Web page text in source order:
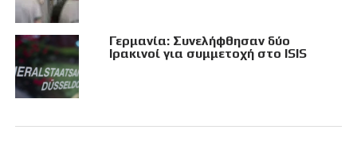
Γερμανία: Συνελήφθησαν δύο
Ιρακινοί για συμμετοχή στο ISIS